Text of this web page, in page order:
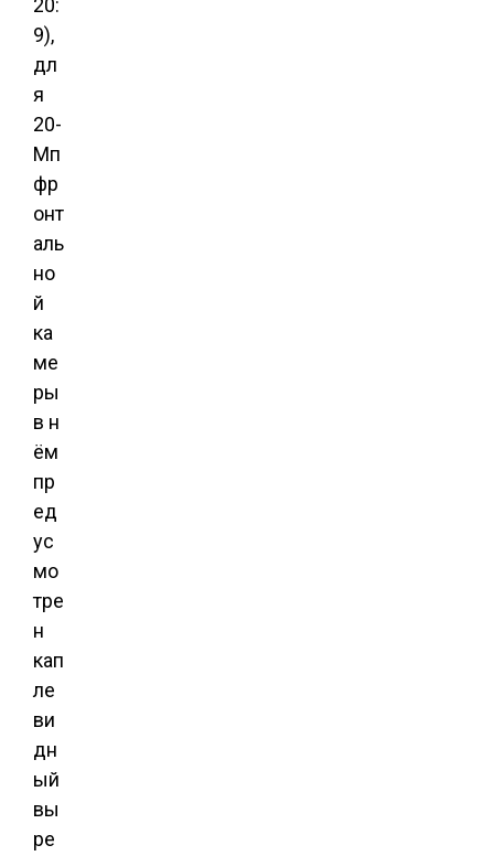
20:
9),
дл
я
20-
Мп
фр
онт
аль
но
й
ка
ме
ры
в н
ём
пр
ед
ус
мо
тре
н
кап
ле
ви
дн
ый
вы
ре